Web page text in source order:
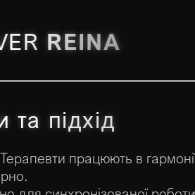
REINA
та підхід
працюють в